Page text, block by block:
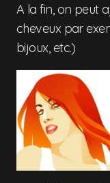
A la fin, on peut
cheveux par
bijoux, etc.)